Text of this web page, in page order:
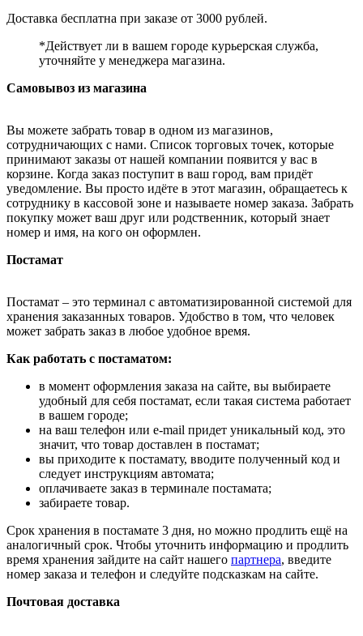
Доставка бесплатна при заказе от 3000 рублей.
*Действует ли в вашем городе курьерская служба,
уточняйте у менеджера магазина.
Самовывоз из магазина
Вы можете забрать товар в одном из магазинов,
сотрудничающих с нами. Список торговых точек, которые
принимают заказы от нашей компании появится у вас в
корзине. Когда заказ поступит в ваш город, вам придёт
уведомление. Вы просто идёте в этот магазин, обращаетесь к
сотруднику в кассовой зоне и называете номер заказа. Забрать
покупку может ваш друг или родственник, который знает
номер и имя, на кого он оформлен.
Постамат
Постамат – это терминал с автоматизированной системой для
хранения заказанных товаров. Удобство в том, что человек
может забрать заказ в любое удобное время.
Как работать с постаматом:
в момент оформления заказа на сайте, вы выбираете
удобный для себя постамат, если такая система работает
в вашем городе;
на ваш телефон или e-mail придет уникальный код, это
значит, что товар доставлен в постамат;
вы приходите к постамату, вводите полученный код и
следует инструкциям автомата;
оплачиваете заказ в терминале постамата;
забираете товар.
Срок хранения в постамате 3 дня, но можно продлить ещё на
аналогичный срок. Чтобы уточнить информацию и продлить
время хранения зайдите на сайт нашего партнера, введите
номер заказа и телефон и следуйте подсказкам на сайте.
Почтовая доставка